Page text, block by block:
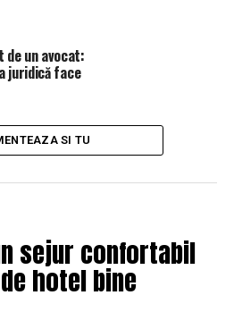
de un avocat:
juridică face
SI TU
sejur confortabil
hotel bine